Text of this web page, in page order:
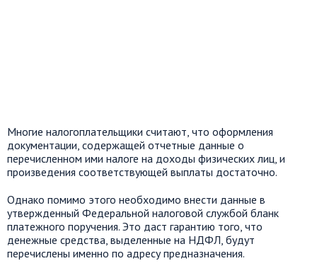
Многие налогоплательщики считают, что оформления
документации, содержащей отчетные данные о
перечисленном ими налоге на доходы физических лиц, и
произведения соответствующей выплаты достаточно.
Однако помимо этого необходимо внести данные в
утвержденный Федеральной налоговой службой бланк
платежного поручения. Это даст гарантию того, что
денежные средства, выделенные на НДФЛ, будут
перечислены именно по адресу предназначения.